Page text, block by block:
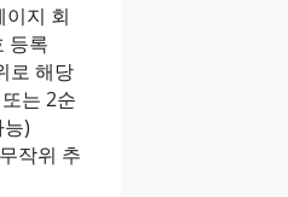
이지 회
등록
로 해당
는 2순
)
작위 추